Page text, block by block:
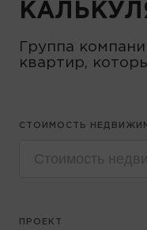
Группа
квартир,
СТОИМОСТЬ
ПРОЕКТ